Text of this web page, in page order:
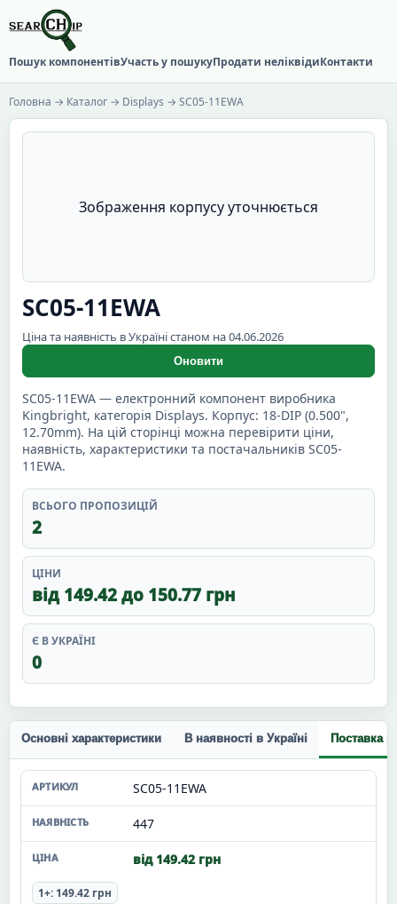
Пошук компонентівУчасть у пошукуПродати неліквідиКонтакти
Головна → Каталог → Displays → SC05-11EWA
Зображення корпусу уточнюється
SC05-11EWA
Ціна та наявність в Україні станом на 04.06.2026
Оновити
SC05-11EWA — електронний компонент виробника
Kingbright, категорія Displays. Корпус: 18-DIP (0.500",
12.70mm). На цій сторінці можна перевірити ціни,
наявність, характеристики та постачальників SC05-
11EWA.
ВСЬОГО ПРОПОЗИЦІЙ
2
ЦІНИ
від 149.42 до 150.77 грн
Є В УКРАЇНІ
0
Основні характеристики В наявності в Україні Поставка
SC05-11EWA
447
від 149.42 грн
1+: 149.42 грн